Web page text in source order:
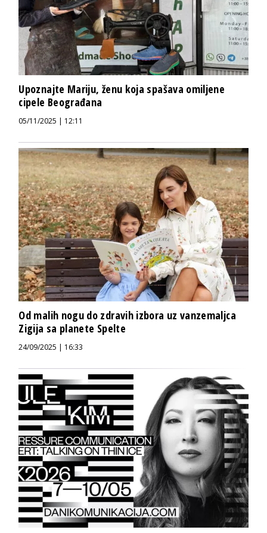
Upoznajte Mariju, ženu koja spašava omiljene
cipele Beograđana
05/11/2025 | 12:11
Od malih nogu do zdravih izbora uz vanzemaljca
Zigija sa planete Spelte
24/09/2025 | 16:33